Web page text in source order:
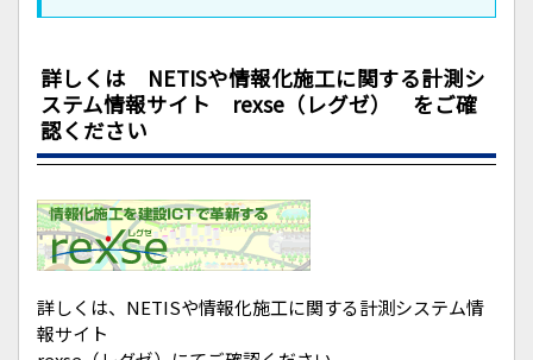
詳しくは NETISや情報化施工に関する計測シ
ステム情報サイト rexse（レグゼ） をご確
認ください
詳しくは、NETISや情報化施工に関する計測システム情
報サイト